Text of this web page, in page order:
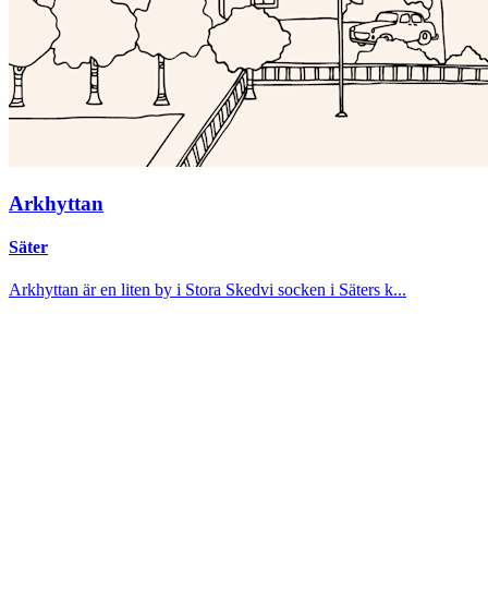
Arkhyttan
Säter
Arkhyttan är en liten by i Stora Skedvi socken i Säters k...